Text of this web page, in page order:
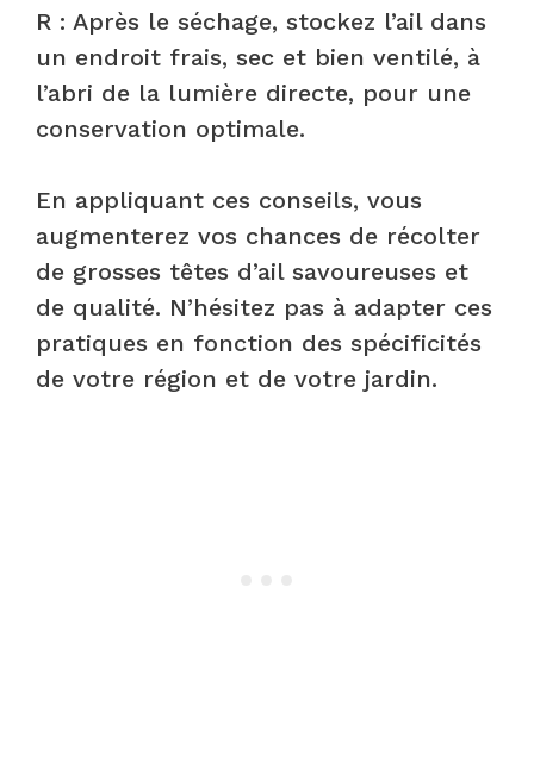
R : Après le séchage, stockez l’ail dans
un endroit frais, sec et bien ventilé, à
l’abri de la lumière directe, pour une
conservation optimale.
En appliquant ces conseils, vous
augmenterez vos chances de récolter
de grosses têtes d’ail savoureuses et
de qualité. N’hésitez pas à adapter ces
pratiques en fonction des spécificités
de votre région et de votre jardin.